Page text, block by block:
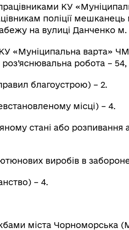
КУ
поліції мешканець
на вулиці Данченко
«Муніципальна варта»
робота – 54,
благоустрою) – 2.
місці) – 4.
стані або розпивання
виробів в
– 4.
міста Чорноморська